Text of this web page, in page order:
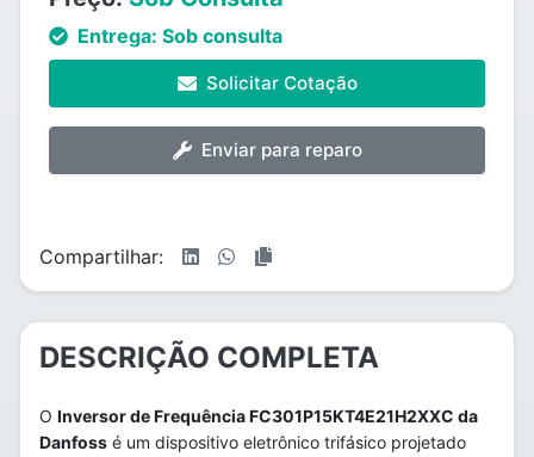
Entrega: Sob consulta
Solicitar Cotação
Enviar para reparo
Compartilhar:
DESCRIÇÃO COMPLETA
O Inversor de Frequência FC301P15KT4E21H2XXC da
Danfoss é um dispositivo eletrônico trifásico projetado